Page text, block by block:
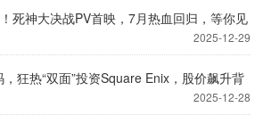
死神大决战PV首映，7月热血回归，等你见
2025-12-29
狂热“双面”投资Square Enix，股价飙升背
2025-12-28